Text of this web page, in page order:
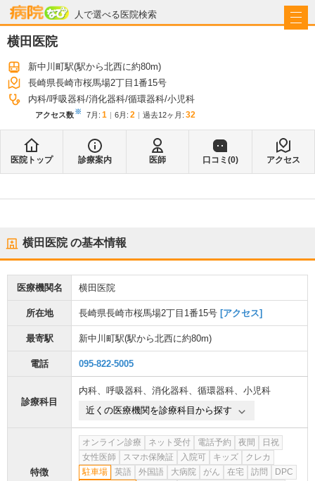
人で選べる医院検索
病院なび
横田医院
新中川町駅(駅から北西に約80m)
長崎県長崎市桜馬場2丁目1番15号
内科 呼吸器科 消化器科 循環器科 小児科
アクセス数※ 7月 : 1 6月 : 2 過去12ヶ月: 32
医院トップ 診療案内 医師 口コミ(0) アクセス
横田医院の基本情報
医療機関名 横田医院
所在地 長崎県長崎市桜馬場2丁目1番15号 [アクセス]
最寄駅 新中川町駅(駅から北西に約80m)
電話 095-822-5005
診療科目
内科、 呼吸器科、 消化器科、 循環器科、 小児科
近くの医療機関を診療科目から探す
特徴
オンライン診療 ネット受付 電話予約 夜間
日祝
女性医師
スマホ保険証 入院可 キッズ
クレカ
駐車場
英語 外国語 大病院 がん 在宅 訪問
DPC